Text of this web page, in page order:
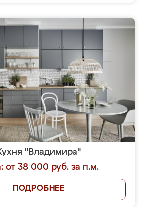
"Владимира"
от 38 000 руб. за п.м.
ПОДРОБНЕЕ